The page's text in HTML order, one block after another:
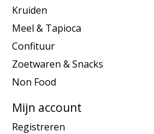
Kruiden
Meel & Tapioca
Confituur
Zoetwaren & Snacks
Non Food
Mijn account
Registreren